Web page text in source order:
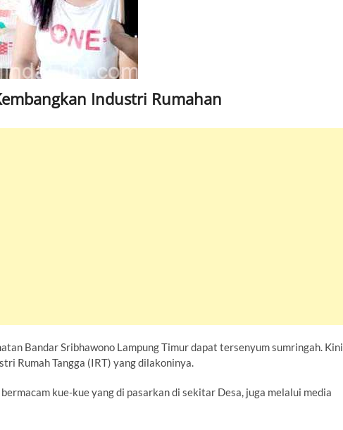
Industri Rumahan
Bandar Sribhawono Lampung Timur dapat tersenyum sumringah. Kini
Rumah Tangga (IRT) yang dilakoninya.
kue-kue yang di pasarkan di sekitar Desa, juga melalui media